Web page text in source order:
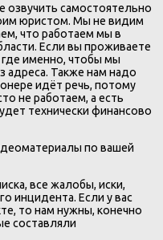
самостоятельно
юристом. Мы не видим
что работаем мы в
Если вы проживаете
где именно, чтобы мы
адреса. Также нам надо
идёт речь, потому
не работаем, а есть
технически финансово
по вашей
все жалобы, иски,
инцидента. Если у вас
то нам нужны, конечно
составляли